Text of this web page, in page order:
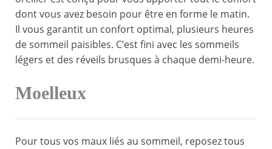
dont vous avez besoin pour être en forme le matin.
Il vous garantit un confort optimal, plusieurs heures
de sommeil paisibles. C’est fini avec les sommeils
légers et des réveils brusques à chaque demi-heure.
Moelleux
Pour tous vos maux liés au sommeil, reposez tous